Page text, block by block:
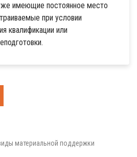
имеющие постоянное место
при условии
квалификации или
материальной поддержки